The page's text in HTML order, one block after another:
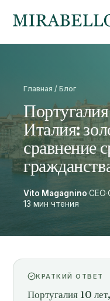
Главная / Блог
Италия:
сравнение
Vito Magagnino·CEO·
13 мин чтения
КРАТКИЙ ОТВЕТ
Португалия 10